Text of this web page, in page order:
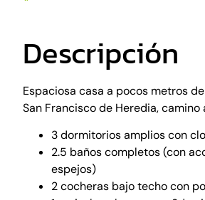
Descripción
Espaciosa casa a pocos metros
San Francisco de Heredia, camino
3 dormitorios amplios con
2.5 baños completos (con
espejos)
2 cocheras bajo techo con